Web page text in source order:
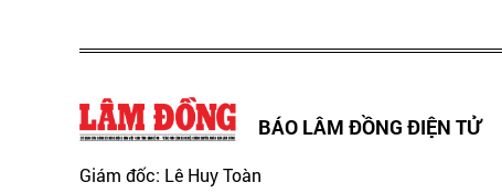
BÁO LÂM ĐỒNG ĐIỆN TỬ
Giám đốc: Lê Huy Toàn